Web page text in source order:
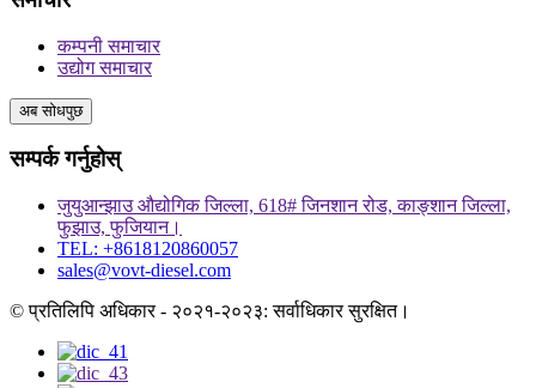
कम्पनी समाचार
उद्योग समाचार
अब सोधपुछ
सम्पर्क गर्नुहोस्
जुयुआन्झाउ औद्योगिक जिल्ला, 618# जिनशान रोड, काङ्शान जिल्ला,
फुझाउ, फुजियान।
TEL: +8618120860057
sales@vovt-diesel.com
© प्रतिलिपि अधिकार - २०२१-२०२३: सर्वाधिकार सुरक्षित।